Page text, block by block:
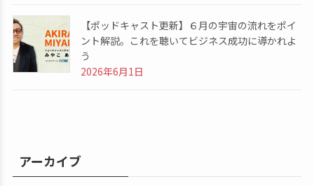
【ポッドキャスト更新】６月の宇宙の流れをポイ
ント解説。これを聴いてビジネス成功に導かれよ
う
2026年6月1日
アーカイブ